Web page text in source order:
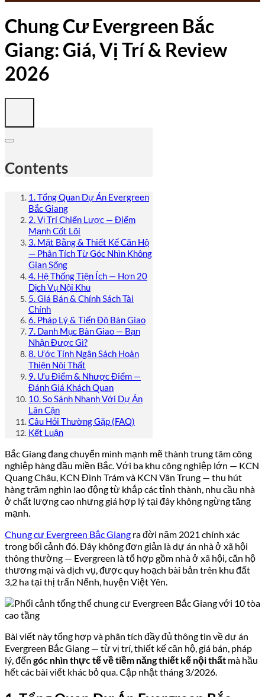
Chung Cư Evergreen Bắc
Giang: Giá, Vị Trí & Review
2026
Contents
1. Tổng Quan Dự Án Evergreen
Bắc Giang
2. Vị Trí Chiến Lược — Điểm
Mạnh Cốt Lõi
3. Mặt Bằng & Thiết Kế Căn Hộ
— Phân Tích Từ Góc Nhìn Không
Gian Sống
4. Hệ Thống Tiện Ích — Hơn 20
Dịch Vụ Nội Khu
5. Giá Bán & Chính Sách Tài
Chính
6. Pháp Lý & Tiến Độ Bàn Giao
7. Danh Mục Bàn Giao — Bạn
Nhận Được Gì?
8. Ước Tính Ngân Sách Hoàn
Thiện Nội Thất
9. Ưu Điểm & Nhược Điểm —
Đánh Giá Khách Quan
10. So Sánh Nhanh Với Dự Án
Lân Cận
Câu Hỏi Thường Gặp (FAQ)
Kết Luận
Bắc Giang đang chuyển mình mạnh mẽ thành trung tâm công
nghiệp hàng đầu miền Bắc. Với ba khu công nghiệp lớn — KCN
Quang Châu, KCN Đình Trám và KCN Vân Trung — thu hút
hàng trăm nghìn lao động từ khắp các tỉnh thành, nhu cầu nhà
ở chất lượng cao nhưng giá hợp lý tại đây không ngừng tăng
mạnh.
Chung cư Evergreen Bắc Giang ra đời năm 2021 chính xác
trong bối cảnh đó. Đây không đơn giản là dự án nhà ở xã hội
thông thường — Evergreen là tổ hợp gồm nhà ở xã hội, căn hộ
thương mại và dịch vụ, được quy hoạch bài bản trên khu đất
3,2 ha tại thị trấn Nếnh, huyện Việt Yên.
Bài viết này tổng hợp và phân tích đầy đủ thông tin về dự án
Evergreen Bắc Giang — từ vị trí, thiết kế căn hộ, giá bán, pháp
lý, đến góc nhìn thực tế về tiềm năng thiết kế nội thất mà hầu
hết các bài viết khác bỏ qua. Cập nhật tháng 3/2026.